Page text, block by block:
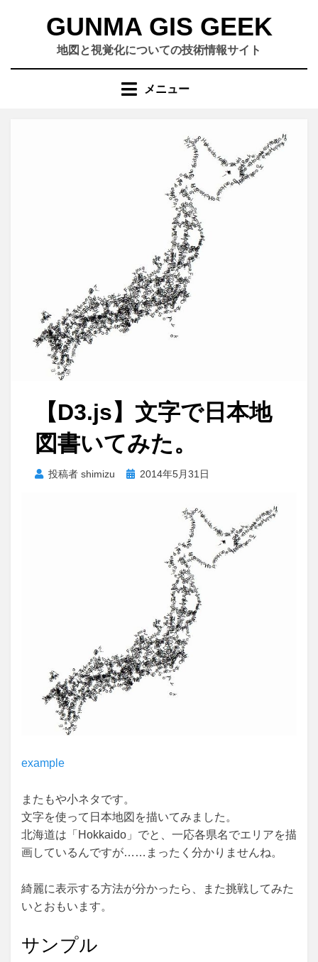
GUNMA GIS GEEK
地図と視覚化についての技術情報サイト
メニュー
【D3.js】文字で日本地
図書いてみた。
投稿者shimizu
投 2014年5月31日
example
またもや小ネタです。
文字を使って日本地図を描いてみました。
北海道は「Hokkaido」でと、一応各県名でエリアを描
画しているんですが……まったく分かりませんね。
綺麗に表示する方法が分かったら、また挑戦してみた
いとおもいます。
サンプル